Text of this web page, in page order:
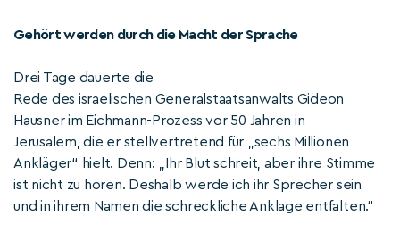
Gehört werden durch die Macht der Sprache
Drei Tage dauerte die
Rede des israelischen Generalstaatsanwalts Gideon
Hausner im Eichmann-Prozess vor 50 Jahren in
Jerusalem, die er stellvertretend für „sechs Millionen
Ankläger“ hielt. Denn: „Ihr Blut schreit, aber ihre Stimme
ist nicht zu hören. Deshalb werde ich ihr Sprecher sein
und in ihrem Namen die schreckliche Anklage entfalten.“